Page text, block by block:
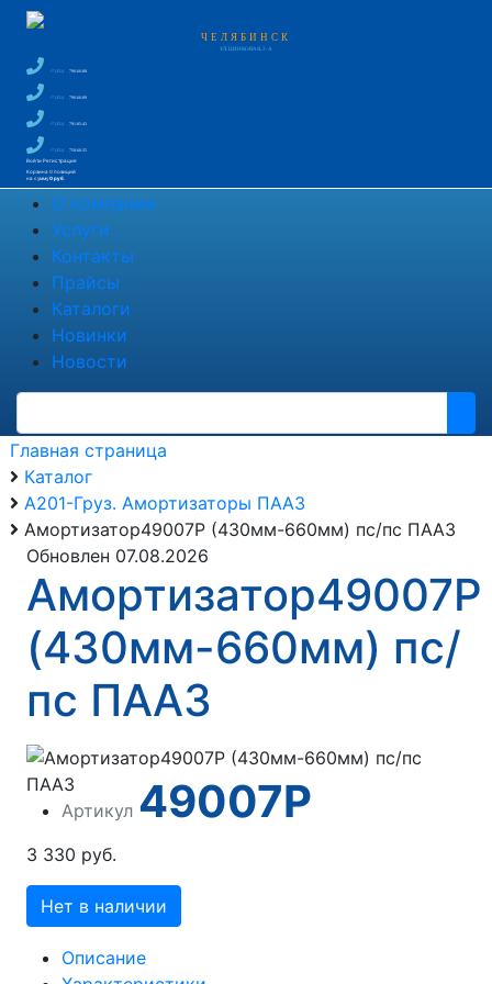
ЧЕЛЯБИНСК
УЛ. ЦИНКОВАЯ, 2-А
+7 (351) 796-66-88
+7 (351) 796-66-89
+7 (351) 791-85-43
+7 (351)
750-60-35
Войти Регистрация
Корзина0 позиций
на сумму0 руб.
О компании
Услуги
Контакты
Прайсы
Каталоги
Новинки
Новости
Главная страница
Каталог
А201-Груз. Амортизаторы ПААЗ
Амортизатор49007Р (430мм-660мм) пс/пс ПААЗ
Обновлен 07.08.2026
Амортизатор49007Р
(430мм-660мм) пс/
пс ПААЗ
Артикул 49007Р
3 330 руб.
Нет в наличии
Описание